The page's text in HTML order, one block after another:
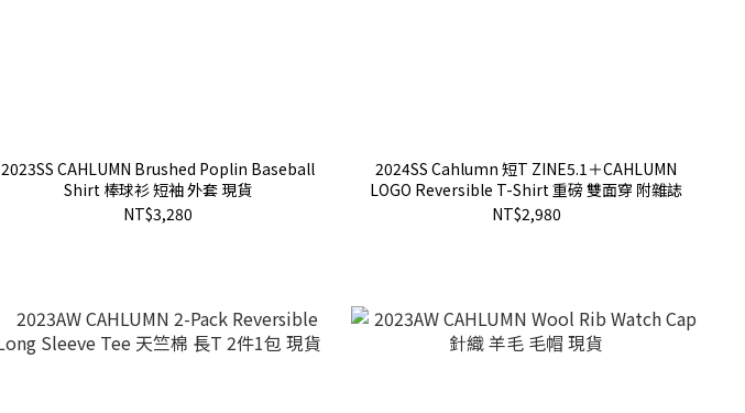
2023SS CAHLUMN Brushed Poplin Baseball
Shirt 棒球衫 短袖 外套 現貨
NT$3,280
2024SS Cahlumn 短T ZINE5.1＋CAHLUMN
LOGO Reversible T-Shirt 重磅 雙面穿 附雜誌
NT$2,980